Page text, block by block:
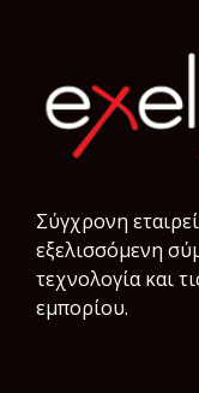
Σύγχρονη
εξελισσόμενη
τεχνολογία και
εμπορίου.